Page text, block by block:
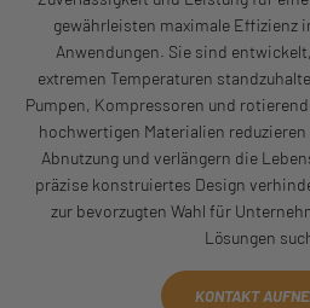
gewährleisten maximale
Anwendungen. Sie sind
extremen Temperaturen
Pumpen, Kompressoren und
hochwertigen Materialien
Abnutzung und verlängern die
präzise konstruiertes Design
zur bevorzugten Wahl für
Lösungen
KONTAKT